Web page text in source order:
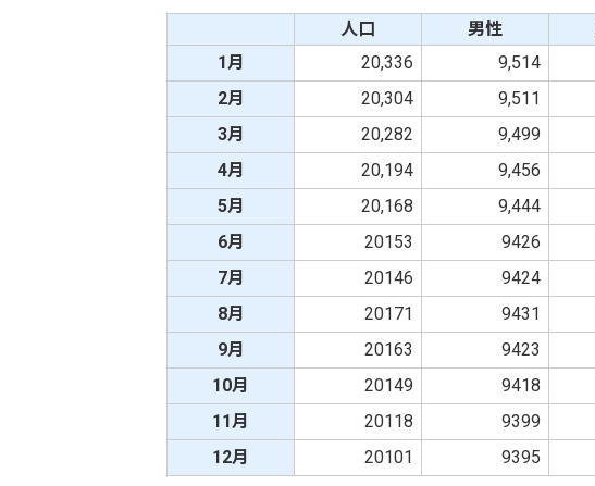
人口 男性
1月
20,336 9,514
2月
20,304 9,511
3月
20,282 9,499
4月
20,194 9,456
5月
20,168 9,444
6月
20153 9426
7月
20146 9424
8月
20171 9431
9月
20163 9423
10月
20149 9418
11月
20118 9399
12月
20101 9395